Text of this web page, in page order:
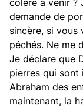
colère à venir ?
demande de
sincère, si vous
péchés. Ne me
Je déclare que
pierres qui sont
Abraham des
maintenant, la